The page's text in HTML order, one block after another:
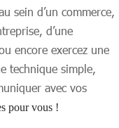
sein d’un commerce,
d’une
encore exercez une
technique simple,
avec vos
pour vous !